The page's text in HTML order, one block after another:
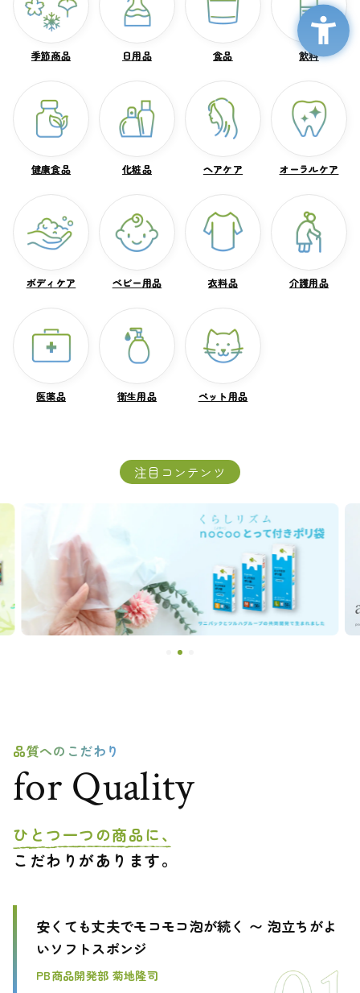
季節商品
季節商品 日用品
日用品 食品
食品 飲料
飲料
健康食品
健康食品 化粧品
化粧品 ヘアケア
ヘアケア オーラルケア
オーラルケア
ボディケア
ボディケア ベビー用品
ベビー用品 衣料品
衣料品 介護用品
介護用品
医薬品
医薬品 衛生用品
衛生用品 ペット用品
ペット用品
注目コンテンツ
品質へのこだわり
for Quality
ひとつ一つの商品に、
こだわりがあります。
安くても丈夫でモコモコ泡が続く 〜 泡立ちがよ
いソフトスポンジ
PB商品開発部 菊地隆司